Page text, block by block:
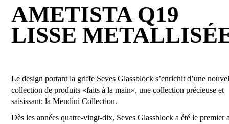
AMETISTA Q19
LISSE
Le design portant la griffe Seves Glassblock s’enrichit d’une
collection de produits «faits à la main», une collection précieuse et
saisissant: la Mendini Collection.
Dès les années quatre-vingt-dix, Seves Glassblock a été le premier